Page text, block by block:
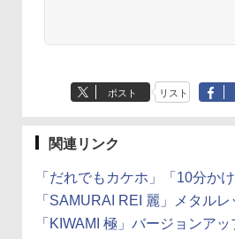
ポスト リスト
関連リンク
「だれでもカケホ」「10分か
「SAMURAI REI 麗」メタル
「KIWAMI 極」バージョンア